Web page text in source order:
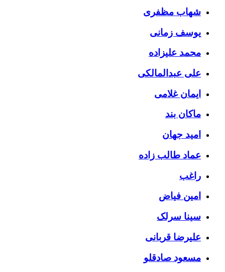
شهاب مظفری
یوسف زمانی
محمد علیزاده
علی عبدالمالکی
ایمان غلامی
ماکان بند
امید جهان
عماد طالب زاده
راغب
امین فیاض
سینا سرلک
علیرضا قربانی
مسعود صادقلو